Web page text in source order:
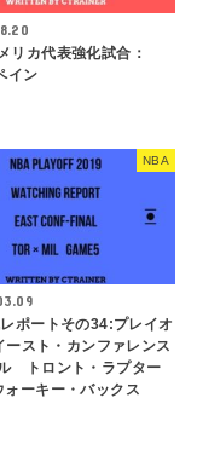
リカ代表強化試合：
イン
NBA
ポートその34:プレイオ
ースト・カンファレンス
トロント・ラプター
ォーキー・バックス